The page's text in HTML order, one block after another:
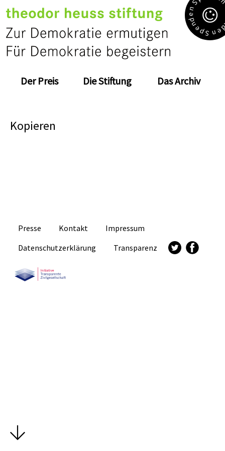
Der Preis Die Stiftung Das Archiv
S
p
e
n
d
e
n
S
e
n
Kopieren
Presse Kontakt
Impressum
Datenschutzerklärung
Transparenz